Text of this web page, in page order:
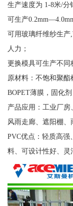
生产速度为 1-8米/分
可生产
可用玻璃纤维纱生
人力；
更换模具可生产不同
原材料：不饱和聚酯
BOPET薄膜，固化
产品应用：工业厂房
风雨走廊、遮阳棚、
PVC优点：轻质高
料、可设计性好、灵